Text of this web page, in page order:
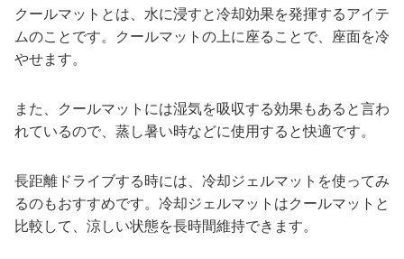
クールマットとは、水に浸すと冷却効果を発揮するアイテ
ムのことです。クールマットの上に座ることで、座面を冷
やせます。
また、クールマットには湿気を吸収する効果もあると言わ
れているので、蒸し暑い時などに使用すると快適です。
長距離ドライブする時には、冷却ジェルマットを使ってみ
るのもおすすめです。冷却ジェルマットはクールマットと
比較して、涼しい状態を長時間維持できます。